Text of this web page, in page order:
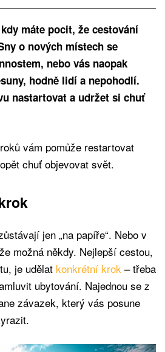
máte pocit, že cestování
o nových místech se
nebo vás naopak
hodně lidí a nepohodlí.
nastartovat a udržet si chuť
vám pomůže restartovat
chuť objevovat svět.
jen „na papíře“. Nebo v
možná někdy. Nejlepší cestou,
je udělat konkrétní krok – třeba
ubytování. Najednou se z
závazek, který vás posune